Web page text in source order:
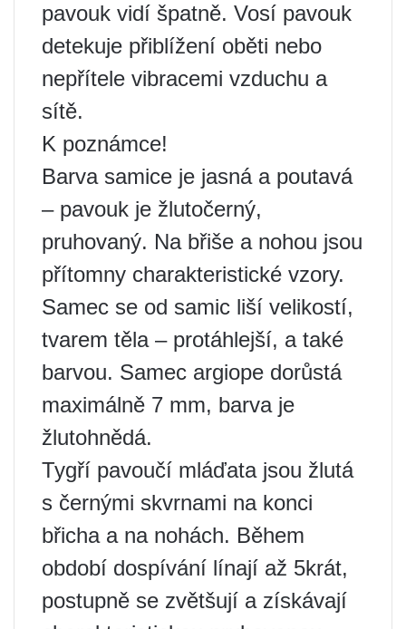
pavouk vidí špatně. Vosí pavouk
detekuje přiblížení oběti nebo
nepřítele vibracemi vzduchu a
sítě.
K poznámce!
Barva samice je jasná a poutavá
– pavouk je žlutočerný,
pruhovaný. Na břiše a nohou jsou
přítomny charakteristické vzory.
Samec se od samic liší velikostí,
tvarem těla – protáhlejší, a také
barvou. Samec argiope dorůstá
maximálně 7 mm, barva je
žlutohnědá.
Tygří pavoučí mláďata jsou žlutá
s černými skvrnami na konci
břicha a na nohách. Během
období dospívání línají až 5krát,
postupně se zvětšují a získávají